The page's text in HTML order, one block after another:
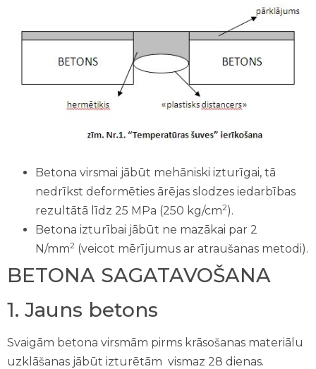
Betona virsmai jābūt mehāniski izturīgai, tā
nedrīkst deformēties ārējas slodzes iedarbības
rezultātā līdz 25 MPa (250 kg/cm2).
Betona izturībai jābūt ne mazākai par 2
N/mm2 (veicot mērījumus ar atraušanas metodi).
BETONA SAGATAVOŠANA
1. Jauns betons
Svaigām betona virsmām pirms krāsošanas materiālu
uzklāšanas jābūt izturētām vismaz 28 dienas.